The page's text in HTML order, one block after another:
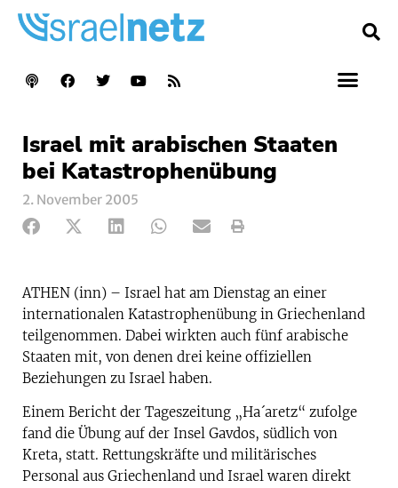
Israel mit arabischen Staaten
bei Katastrophenübung
2. November 2005
ATHEN (inn) – Israel hat am Dienstag an einer
internationalen Katastrophenübung in Griechenland
teilgenommen. Dabei wirkten auch fünf arabische
Staaten mit, von denen drei keine offiziellen
Beziehungen zu Israel haben.
Einem Bericht der Tageszeitung „Ha´aretz“ zufolge
fand die Übung auf der Insel Gavdos, südlich von
Kreta, statt. Rettungskräfte und militärisches
Personal aus Griechenland und Israel waren direkt